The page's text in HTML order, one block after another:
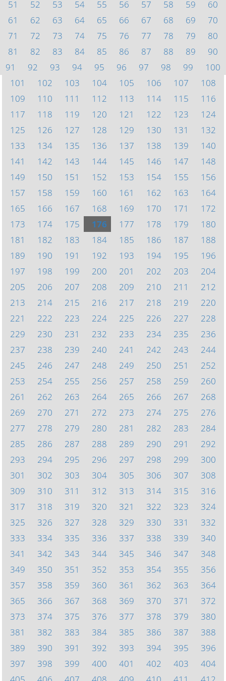
51
52 53 54 55 56 57 58 59
60
61
62 63 64 65 66 67 68 69
70
71
72 73 74 75 76 77 78 79
80
81
82 83 84 85 86 87 88 89
90
91
92 93 94 95 96 97 98 99
100
101
102 103 104 105 106 107
108
109
110 111 112 113 114 115
116
117
118 119 120 121 122 123
124
125
126 127 128 129 130 131
132
133
134 135 136 137 138 139
140
141
142 143 144 145 146 147
148
149
150 151 152 153 154 155
156
157
158 159 160 161 162 163
164
165
166 167 168 169 170 171
172
173
174 175 176 177 178 179
180
181
182 183 184 185 186 187
188
189
190 191 192 193 194 195
196
197
198 199 200 201 202 203
204
205
206 207 208 209 210 211
212
213
214 215 216 217 218 219
220
221
222 223 224 225 226 227
228
229
230 231 232 233 234 235
236
237
238 239 240 241 242 243
244
245
246 247 248 249 250 251
252
253
254 255 256 257 258 259
260
261
262 263 264 265 266 267
268
269
270 271 272 273 274 275
276
277
278 279 280 281 282 283
284
285
286 287 288 289 290 291
292
293
294 295 296 297 298 299
300
301
302 303 304 305 306 307
308
309
310 311 312 313 314 315
316
317
318 319 320 321 322 323
324
325
326 327 328 329 330 331
332
333
334 335 336 337 338 339
340
341
342 343 344 345 346 347
348
349
350 351 352 353 354 355
356
357
358 359 360 361 362 363
364
365
366 367 368 369 370 371
372
373
374 375 376 377 378 379
380
381
382 383 384 385 386 387
388
389
390 391 392 393 394 395
396
397
398 399 400 401 402 403
404